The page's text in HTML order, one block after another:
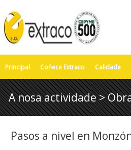
Principal Coñece Extraco Calidade
A nosa actividade >
Pasos a nivel en